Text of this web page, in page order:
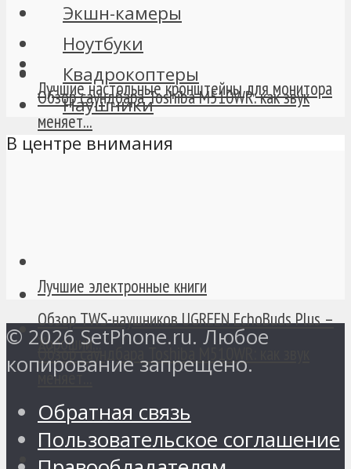
Лучшие настольные кронштейны для монитора
Лучшие электронные книги
Обзор саундбара Toshiba M510WR: как звук
меняет...
Обзор TWS-наушников UGREEN EchoBuds Plus –
Хороший...
Экшн-камеры
Ноутбуки
Квадрокоптеры
Наушники
В центре внимания
меняет...
© 2026 SetPhone.ru. Любое
копирование запрещено.
Обратная связь
Пользовательское соглашение